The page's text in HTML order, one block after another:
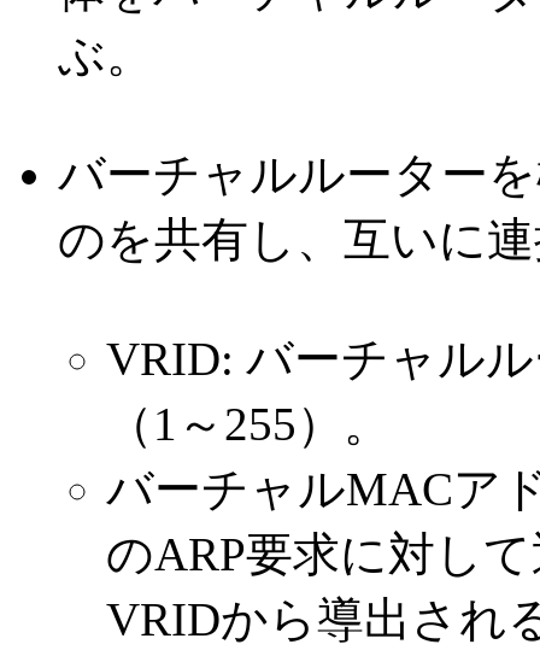
ぶ。
バーチャルルーター
のを共有し、互いに
VRID: バーチャル
（1～255）。
バーチャルMACア
のARP要求に対し
VRIDから導出され